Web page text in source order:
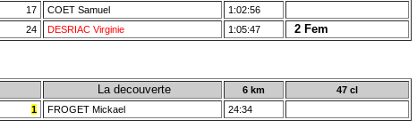
17
COET Samuel
1:02:56
24
DESRIAC Virginie 1:05:47 2 Fem
La decouverte 6 km
47 cl
1
FROGET Mickael 24:34